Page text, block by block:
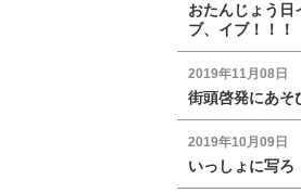
おたんじょう日
ブ、イブ！！！
2019年11月08日
街頭啓発にあそ
2019年10月09日
いっしょに写ろ